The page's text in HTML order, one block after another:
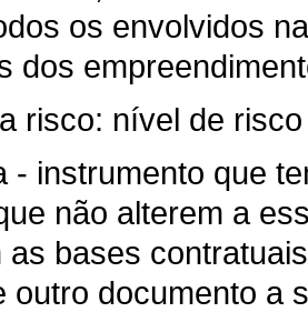
os envolvidos
dos
risco: nível de
- instrumento que
não alterem a
as bases
outro documento a